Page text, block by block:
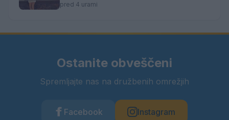
pred 4 urami
Ostanite obveščeni
Spremljajte nas na družbenih omrežjih
Facebook Instagram